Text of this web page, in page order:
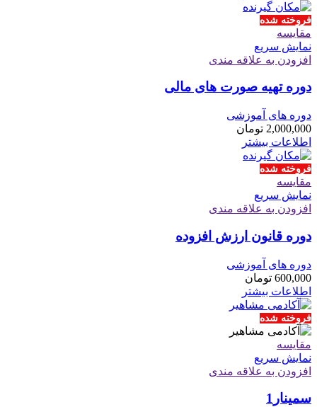
فروخته شده
مقايسه
نمایش سریع
افزودن به علاقه مندی
دوره تهیه صورت های مالی
دوره های آموزشی
2,000,000 تومان
اطلاعات بیشتر
فروخته شده
مقايسه
نمایش سریع
افزودن به علاقه مندی
دوره قانون ارزش افزوده
دوره های آموزشی
600,000 تومان
اطلاعات بیشتر
فروخته شده
مقايسه
نمایش سریع
افزودن به علاقه مندی
سمینار1